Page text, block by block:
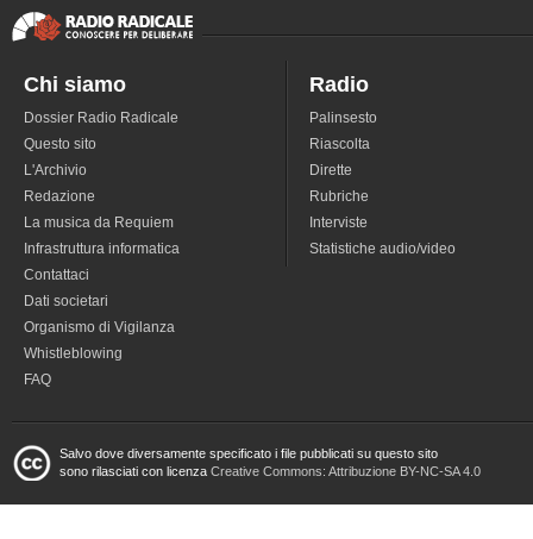
Chi siamo
Dossier Radio Radicale
Questo sito
L'Archivio
Redazione
La musica da Requiem
Infrastruttura informatica
Contattaci
Dati societari
Organismo di Vigilanza
Whistleblowing
FAQ
Radio
Palinsesto
Riascolta
Dirette
Rubriche
Interviste
Statistiche audio/video
Salvo dove diversamente specificato i file pubblicati su questo sito
sono rilasciati con licenza Creative Commons: Attribuzione BY-NC-SA 4.0